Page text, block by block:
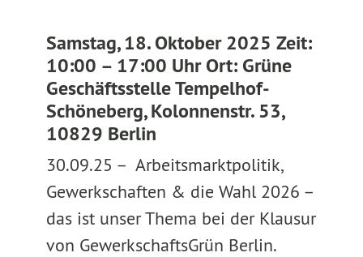
Samstag, 18. Oktober 2025 Zeit:
10:00 – 17:00 Uhr Ort: Grüne
Geschäftsstelle Tempelhof-
Schöneberg, Kolonnenstr. 53,
10829 Berlin
30.09.25 – Arbeitsmarktpolitik,
Gewerkschaften & die Wahl 2026 –
das ist unser Thema bei der Klausur
von GewerkschaftsGrün Berlin.